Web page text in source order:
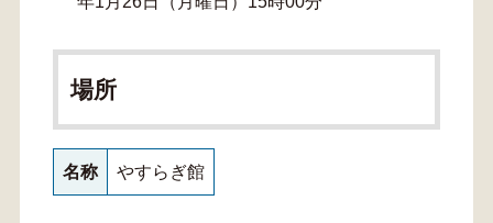
場所
名称 やすらぎ館